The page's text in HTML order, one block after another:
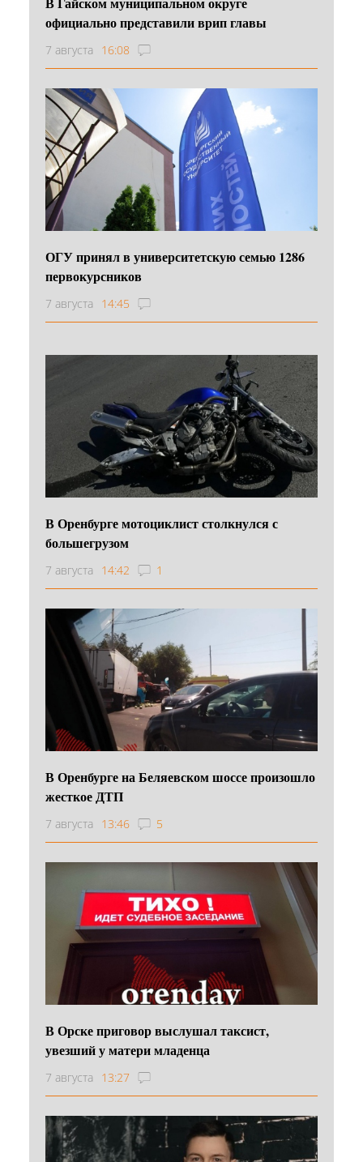
официально представили врип главы
7 августа 16:08
ОГУ принял в университетскую семью 1286
первокурсников
7 августа 14:45
В Оренбурге мотоциклист столкнулся с
большегрузом
7 августа 14:42 1
В Оренбурге на Беляевском шоссе произошло
жесткое ДТП
7 августа 13:46 5
В Орске приговор выслушал таксист,
увезший у матери младенца
7 августа 13:27